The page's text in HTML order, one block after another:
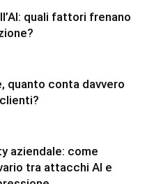
quali fattori frenano
quanto conta davvero
aziendale: come
tra attacchi AI e